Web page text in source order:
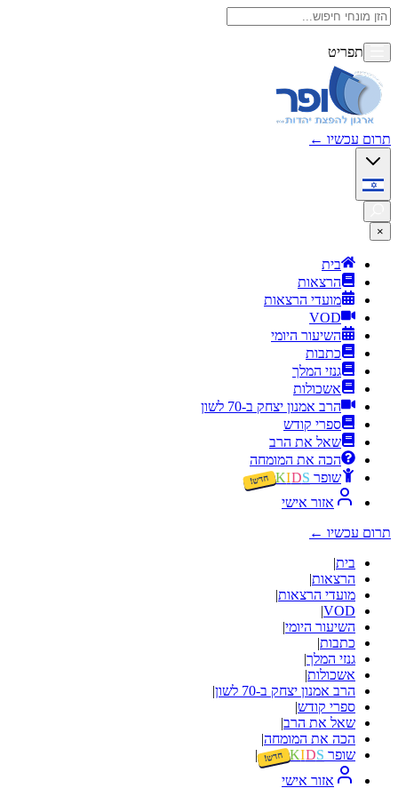
תפריט
תרום עכשיו ←
×
בית
הרצאות
מועדי הרצאות
VOD
השיעור היומי
כתבות
גנזי המלך
אשכולות
הרב אמנון יצחק ב-70 לשון
ספרי קודש
שאל את הרב
הכה את המומחה
שופר
KIDS חדש!
אזור אישי
תרום עכשיו ←
בית|
הרצאות|
מועדי הרצאות|
VOD
|
השיעור היומי|
כתבות|
גנזי המלך|
אשכולות|
הרב אמנון יצחק ב-70 לשון
|
ספרי קודש|
שאל את הרב|
הכה את המומחה|
שופר
KIDS חדש! |
אזור אישי